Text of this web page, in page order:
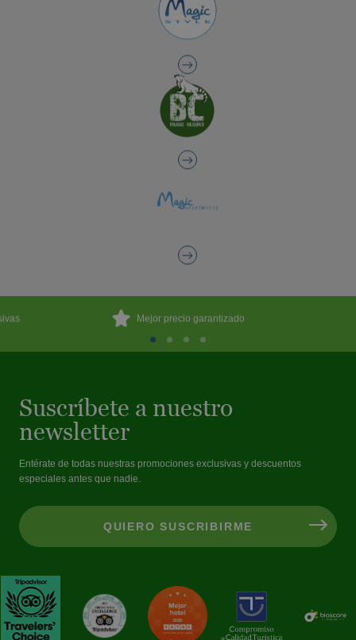
Mejor precio garantizado
Suscríbete a nuestro
newsletter
Entérate de todas nuestras promociones exclusivas y descuentos
especiales antes que nadie.